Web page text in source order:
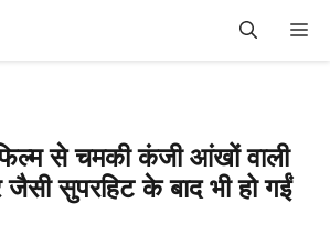
से चमकी कंजी आंखों वाली
जैसी सुपरहिट के बाद भी हो गईं